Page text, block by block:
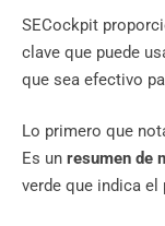
SECockpit
clave que puede
que sea efectivo
Lo primero que
Es un resumen de
verde que indica el